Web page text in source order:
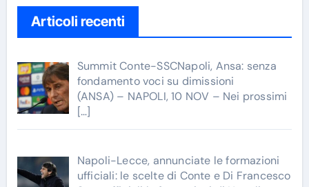
Articoli recenti
Summit Conte-SSCNapoli, Ansa: senza
fondamento voci su dimissioni
(ANSA) – NAPOLI, 10 NOV – Nei prossimi
[…]
Napoli-Lecce, annunciate le formazioni
ufficiali: le scelte di Conte e Di Francesco